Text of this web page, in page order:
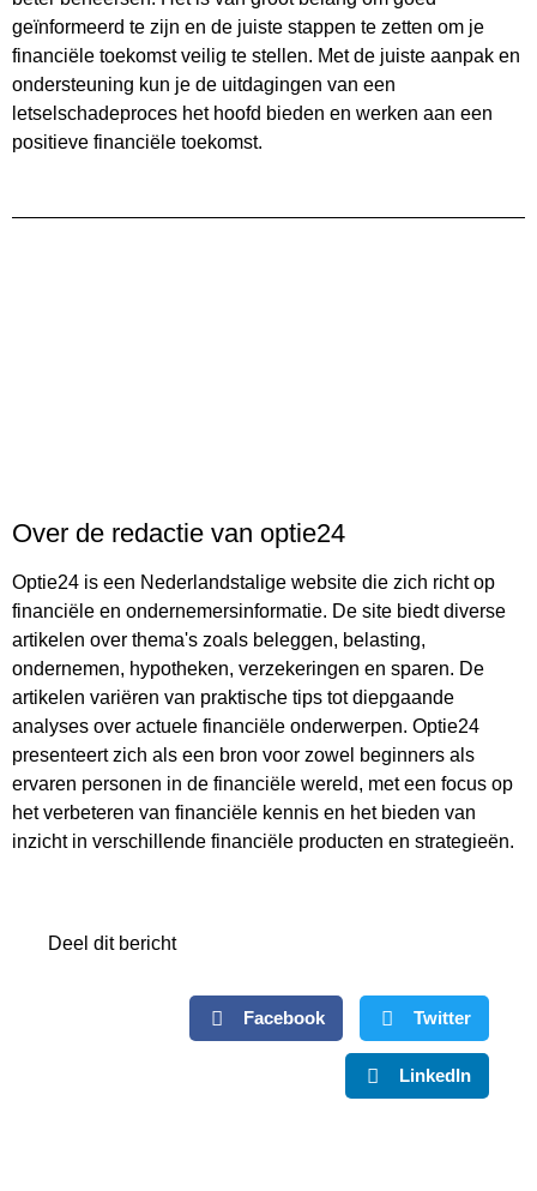
geïnformeerd te zijn en de juiste stappen te zetten om je
financiële toekomst veilig te stellen. Met de juiste aanpak en
ondersteuning kun je de uitdagingen van een
letselschadeproces het hoofd bieden en werken aan een
positieve financiële toekomst.
Over de redactie van optie24
Optie24 is een Nederlandstalige website die zich richt op
financiële en ondernemersinformatie. De site biedt diverse
artikelen over thema's zoals beleggen, belasting,
ondernemen, hypotheken, verzekeringen en sparen. De
artikelen variëren van praktische tips tot diepgaande
analyses over actuele financiële onderwerpen. Optie24
presenteert zich als een bron voor zowel beginners als
ervaren personen in de financiële wereld, met een focus op
het verbeteren van financiële kennis en het bieden van
inzicht in verschillende financiële producten en strategieën.
Deel dit bericht
Facebook Twitter
LinkedIn